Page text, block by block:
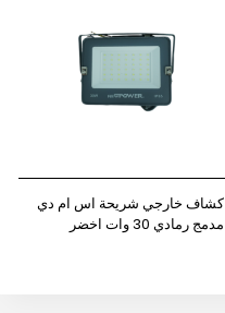
كشاف خارجي شريحة اس ام دي
مدمج رمادي 30 وات اخضر